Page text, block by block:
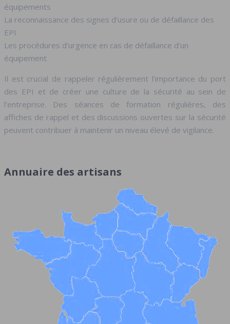
équipements
La reconnaissance des signes d’usure ou de défaillance des
EPI
Les procédures d’urgence en cas de défaillance d’un
équipement
Il est crucial de rappeler régulièrement l’importance du port
des EPI et de créer une culture de la sécurité au sein de
l’entreprise. Des séances de formation régulières, des
affiches de rappel et des discussions ouvertes sur la sécurité
peuvent contribuer à maintenir un niveau élevé de vigilance.
Annuaire des artisans